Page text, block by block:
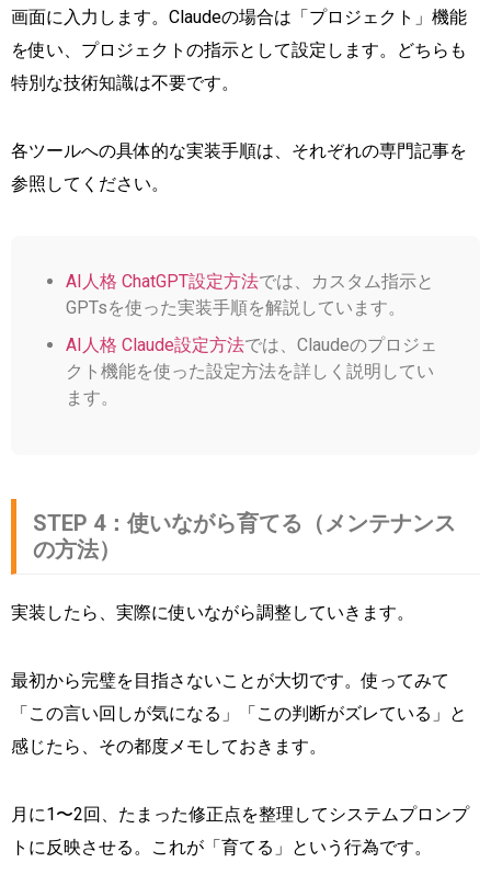
画面に入力します。Claudeの場合は「プロジェクト」機能
を使い、プロジェクトの指示として設定します。どちらも
特別な技術知識は不要です。
各ツールへの具体的な実装手順は、それぞれの専門記事を
参照してください。
AI人格 ChatGPT設定方法では、カスタム指示と
GPTsを使った実装手順を解説しています。
AI人格 Claude設定方法では、Claudeのプロジェ
クト機能を使った設定方法を詳しく説明してい
ます。
STEP 4：使いながら育てる（メンテナンス
の方法）
実装したら、実際に使いながら調整していきます。
最初から完璧を目指さないことが大切です。使ってみて
「この言い回しが気になる」「この判断がズレている」と
感じたら、その都度メモしておきます。
月に1〜2回、たまった修正点を整理してシステムプロンプ
トに反映させる。これが「育てる」という行為です。